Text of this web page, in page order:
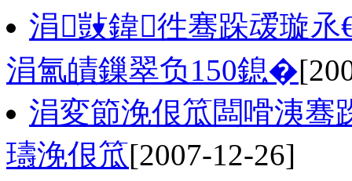
涓敱鍏徃骞跺叆璇氶
涓氳皟鏁翠负150鎴�
涓変節浼佷笟闆嗗洟骞
瓙浼佷笟[2007-12-26]